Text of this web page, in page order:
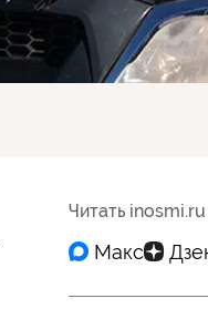
Читать inosmi.ru